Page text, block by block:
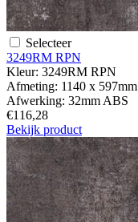
Selecteer
3249RM RPN
Kleur: 3249RM RPN
Afmeting: 1140 x 597mm
Afwerking: 32mm ABS
€116,28
Bekijk product